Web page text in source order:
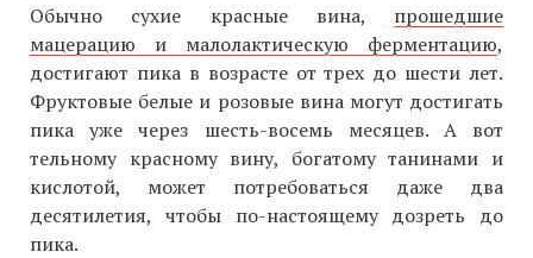
Обычно сухие красные вина, прошедшие
мацерацию и малолактическую ферментацию,
достигают пика в возрасте от трех до шести лет.
Фруктовые белые и розовые вина могут достигать
пика уже через шесть-восемь месяцев. А вот
тельному красному вину, богатому танинами и
кислотой, может потребоваться даже два
десятилетия, чтобы по-настоящему дозреть до
пика.